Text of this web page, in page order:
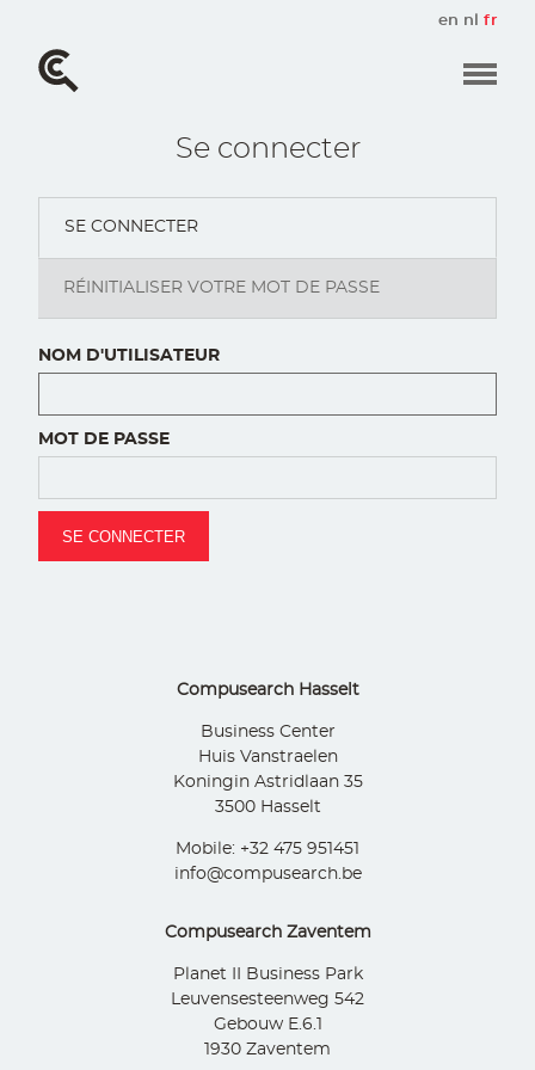
contenu
principal
en nl fr
Se connecter
Onglets
principaux
SE CONNECTER
RÉINITIALISER VOTRE MOT DE PASSE
NOM D'UTILISATEUR
MOT DE PASSE
Compusearch Hasselt
Business Center
Huis Vanstraelen
Koningin Astridlaan 35
3500 Hasselt
Mobile: +32 475 951451
info@compusearch.be
Compusearch Zaventem
Planet II Business Park
Leuvensesteenweg 542
Gebouw E.6.1
1930 Zaventem